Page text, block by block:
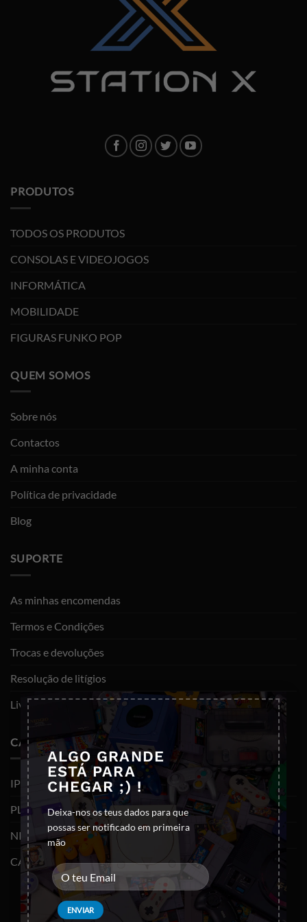
ALGO GRANDE
ESTÁ PARA
CHEGAR ;) !
Deixa-nos os teus dados para que
possas ser notificado em primeira
mão
×
PRODUTOS
TODOS OS PRODUTOS
CONSOLAS E VIDEOJOGOS
INFORMÁTICA
MOBILIDADE
FIGURAS FUNKO POP
QUEM SOMOS
Sobre nós
Contactos
A minha conta
Política de privacidade
Blog
SUPORTE
As minhas encomendas
Termos e Condições
Trocas e devoluções
Resolução de litígios
Livro de reclamações
CATEGORIAS
IPHONES (RECONDICIONADOS)
PLAYSTATION
NINTENDO SWITCH
CABOS E ADAPTADORES TYPE-C